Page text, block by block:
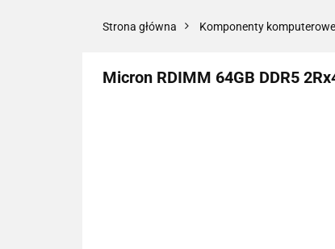
Strona główna Komponenty komputerowe
Micron RDIMM 64GB DDR5